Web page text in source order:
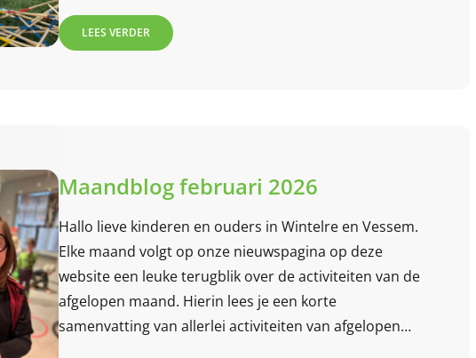
LEES VERDER
Maandblog februari 2026
Hallo lieve kinderen en ouders in Wintelre en Vessem.
Elke maand volgt op onze nieuwspagina op deze
website een leuke terugblik over de activiteiten van de
afgelopen maand. Hierin lees je een korte
samenvatting van allerlei activiteiten van afgelopen